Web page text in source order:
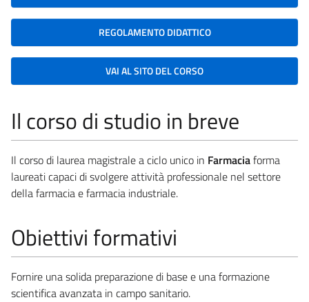
REGOLAMENTO DIDATTICO
VAI AL SITO DEL CORSO
Il corso di studio in breve
Il corso di laurea magistrale a ciclo unico in Farmaciaforma
laureati capaci di svolgere attività professionale nel settore
della farmacia e farmacia industriale.
Obiettivi formativi
Fornire una solida preparazione di base e una formazione
scientifica avanzata in campo sanitario.